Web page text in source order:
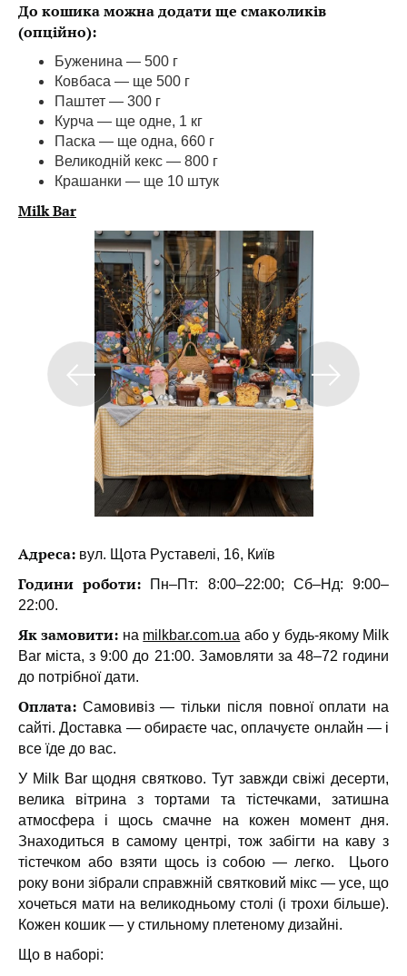
До кошика можна додати ще смаколиків
(опційно):
Буженина — 500 г
Ковбаса — ще 500 г
Паштет — 300 г
Курча — ще одне, 1 кг
Паска — ще одна, 660 г
Великодній кекс — 800 г
Крашанки — ще 10 штук
Milk Bar
Адреса: вул. Щота Руставелі, 16, Київ
Години роботи: Пн–Пт: 8:00–22:00; Сб–Нд: 9:00–
22:00.
Як замовити: на milkbar.com.ua або у будь-якому Milk
Bar міста, з 9:00 до 21:00. Замовляти за 48–72 години
до потрібної дати.
Оплата: Самовивіз — тільки після повної оплати на
сайті. Доставка — обираєте час, оплачуєте онлайн — і
все їде до вас.
У Milk Bar щодня святково. Тут завжди свіжі десерти,
велика вітрина з тортами та тістечками, затишна
атмосфера і щось смачне на кожен момент дня.
Знаходиться в самому центрі, тож забігти на каву з
тістечком або взяти щось із собою — легко.
Цього
року вони зібрали справжній святковий мікс — усе, що
хочеться мати на великодньому столі (і трохи більше).
Кожен кошик — у стильному плетеному дизайні.
Що в наборі: